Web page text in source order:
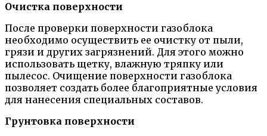
Очистка поверхности
После проверки поверхности газоблока
необходимо осуществить ее очистку от пыли,
грязи и других загрязнений. Для этого можно
использовать щетку, влажную тряпку или
пылесос. Очищение поверхности газоблока
позволяет создать более благоприятные условия
для нанесения специальных составов.
Грунтовка поверхности